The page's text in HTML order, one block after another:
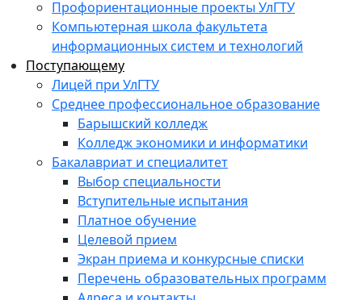
Профориентационные проекты УлГТУ
Компьютерная школа факультета
информационных систем и технологий
Поступающему
Лицей при УлГТУ
Среднее профессиональное образование
Барышский колледж
Колледж экономики и информатики
Бакалавриат и специалитет
Выбор специальности
Вступительные испытания
Платное обучение
Целевой прием
Экран приема и конкурсные списки
Перечень образовательных программ